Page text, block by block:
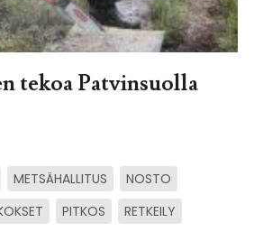
tekoa Patvinsuolla
METSÄHALLITUS
NOSTO
PITKOS
RETKEILY